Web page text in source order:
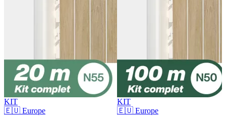
KIT
🇪🇺 Europe
KIT
🇪🇺 Europe